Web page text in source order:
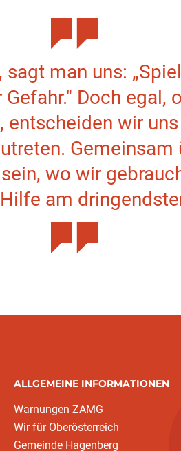
man uns:
Doch egal,
entscheiden wir
wo wir
am
ALLGEMEINE INFORMATIONEN
Warnungen ZAMG
Wir für Oberösterreich
Gemeinde Hagenberg